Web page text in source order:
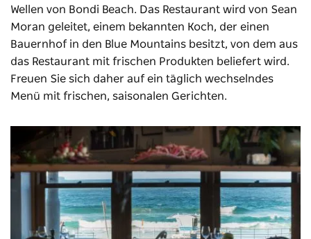
Wellen von Bondi Beach. Das Restaurant wird von Sean
Moran geleitet, einem bekannten Koch, der einen
Bauernhof in den Blue Mountains besitzt, von dem aus
das Restaurant mit frischen Produkten beliefert wird.
Freuen Sie sich daher auf ein täglich wechselndes
Menü mit frischen, saisonalen Gerichten.